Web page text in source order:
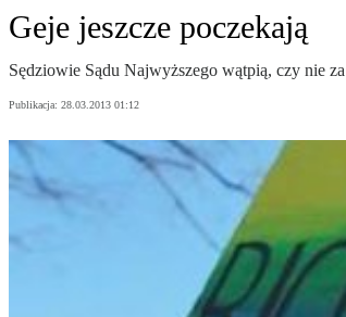
Geje jeszcze poczekają
Sędziowie Sądu Najwyższego wątpią, czy nie
Publikacja: 28.03.2013 01:12